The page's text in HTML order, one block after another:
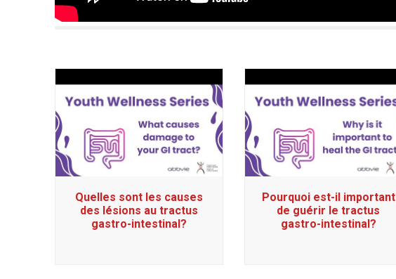
Quelles sont les causes
des lésions au tractus
gastro-intestinal?
Pourquoi est-il important
de guérir le tractus
gastro-intestinal?